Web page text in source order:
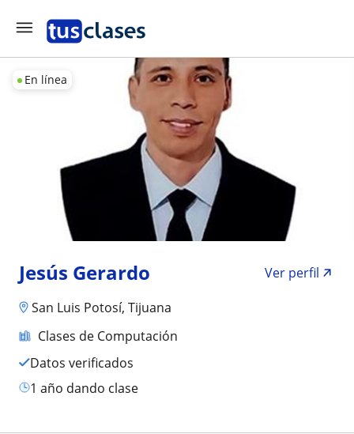
En línea
Jesús Gerardo
Ver perfil
San Luis Potosí, Tijuana
Clases de Computación
Datos verificados
1 año dando clase